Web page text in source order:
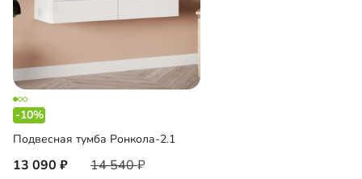
-10%
Подвесная тумба Ронкола-2.1
13 090 14 540